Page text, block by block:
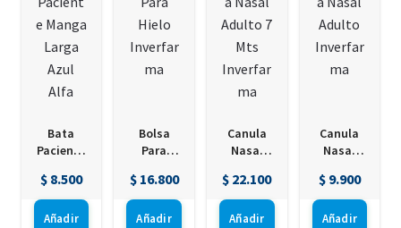
Bata
Paciente
Larga
Azul Alfa
$8.500
Añadir
Bolsa
Para
Inverfar
ma
$16.800
Añadir
Canula
Nasal
Mts
Inverfar
ma
$ 22.100
Añadir
Canula
Nasal
Inverfar
ma
$9.900
Añadir